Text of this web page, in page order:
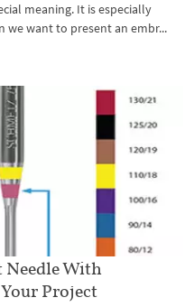
meaning. It is especially
want to present an embr...
Needle With
Project